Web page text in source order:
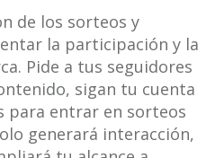
de los sorteos y
la participación y la
Pide a tus seguidores
sigan tu cuenta
para entrar en sorteos
generará interacción,